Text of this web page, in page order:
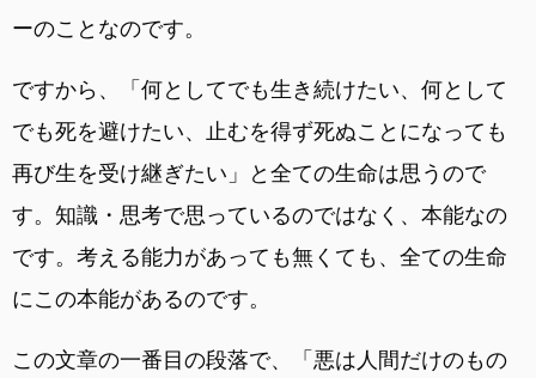
ーのことなのです。
ですから、「何としてでも生き続けたい、何として
でも死を避けたい、止むを得ず死ぬことになっても
再び生を受け継ぎたい」と全ての生命は思うので
す。知識・思考で思っているのではなく、本能なの
です。考える能力があっても無くても、全ての生命
にこの本能があるのです。
この文章の一番目の段落で、「悪は人間だけのもの